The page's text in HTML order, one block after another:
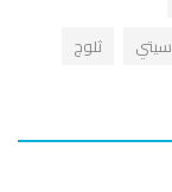
سيتي ثلوج